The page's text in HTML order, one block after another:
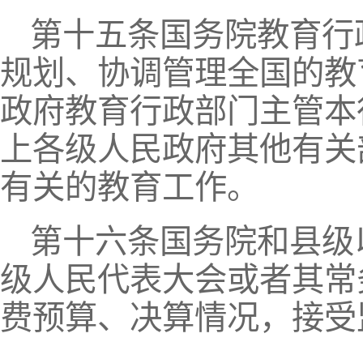
第十五条国务院教育
规划、协调管理全国的
政府教育行政部门主管
上各级人民政府其他有
有关的教育工作。
第十六条国务院和县
级人民代表大会或者其
费预算、决算情况，接